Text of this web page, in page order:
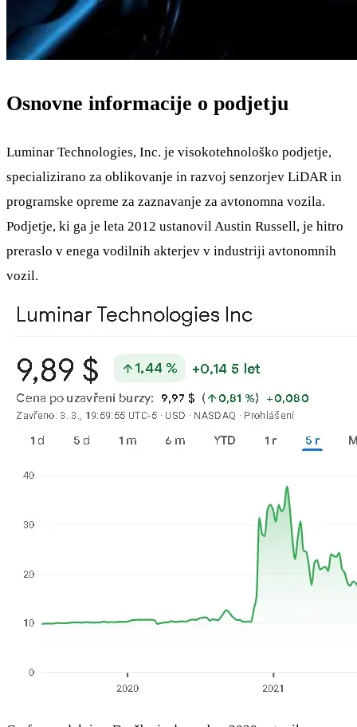
Osnovne informacije o podjetju
Luminar Technologies, Inc. je visokotehnološko podjetje,
specializirano za oblikovanje in razvoj senzorjev LiDAR in
programske opreme za zaznavanje za avtonomna vozila.
Podjetje, ki ga je leta 2012 ustanovil Austin Russell, je hitro
preraslo v enega vodilnih akterjev v industriji avtonomnih
vozil.